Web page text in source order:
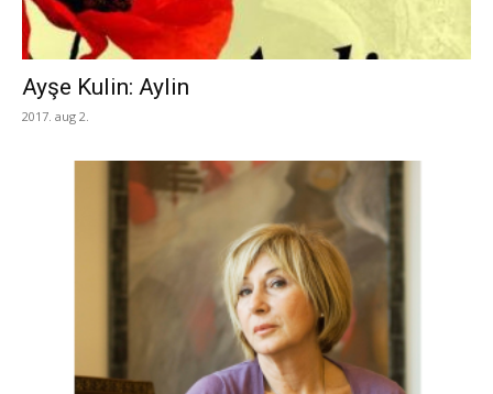
Ayşe Kulin: Aylin
2017. aug 2.